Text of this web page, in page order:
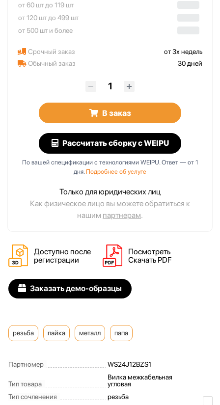
от 60 шт до 119 шт
от 120 шт до 499 шт
от 500 шт и более
Срочный заказ
от 3х недель
Обычный заказ
30 дней
В заказ
Рассчитать сборкус WEIPU
По вашей спецификации с технологиями WEIPU. Ответ — от 1
дня. Подробнее об услуге
Только для юридических лиц
Как физическое лицо вы можете обратиться к
нашим партнерам.
Доступно после
регистрации
Посмотреть
Скачать PDF
Заказать демо-образцы
резьба пайка металл папа
Партномер WS24J12BZS1
Тип товара
Вилка межкабельная
угловая
Тип сочленения
резьба